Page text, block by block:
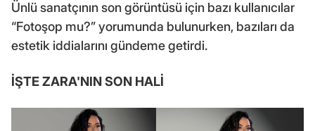
Ünlü sanatçının son görüntüsü için bazı kullanıcılar
“Fotoşop mu?” yorumunda bulunurken, bazıları da
estetik iddialarını gündeme getirdi.
İŞTE ZARA'NIN SON HALİ